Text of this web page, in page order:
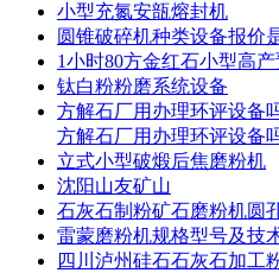
小型充氮安瓿熔封机
圆锥破碎机种类设备报价
1小时80方金红石小型高
钛白粉粉磨系统设备
方解石厂用办理环评设备
方解石厂用办理环评设备
立式小型破煅后焦磨粉机
沈阳山友矿山
石灰石制粉矿石磨粉机圆
雷蒙磨粉机规格型号及技
四川泸州硅石石灰石加工